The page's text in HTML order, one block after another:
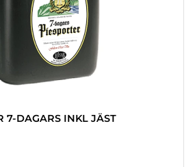
7-DAGARS INKL JÄST